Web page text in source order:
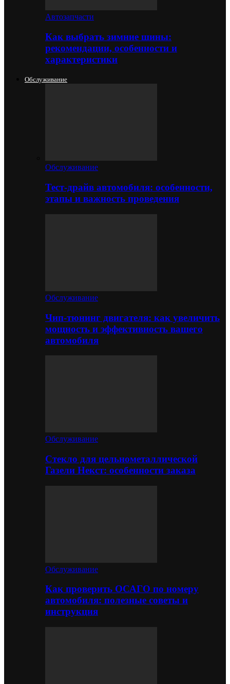
Автозапчасти
Как выбрать зимние шины:
рекомендации, особенности и
характеристики
Обслуживание
Обслуживание
Тест-драйв автомобиля: особенности,
этапы и важность проведения
Обслуживание
Чип-тюнинг двигателя: как увеличить
мощность и эффективность вашего
автомобиля
Обслуживание
Стекло для цельнометаллической
Газели Некст: особенности заказа
Обслуживание
Как проверить ОСАГО по номеру
автомобиля: полезные советы и
инструкция